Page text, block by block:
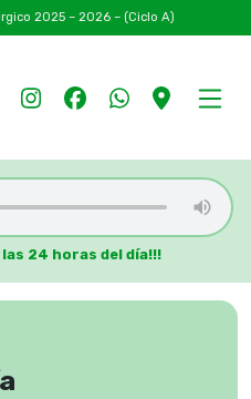
2025 – 2026 – (Ciclo A)
las 24 horas del día!!!